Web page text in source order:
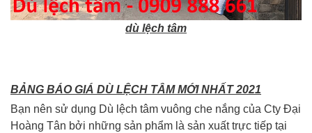
dù lệch tâm
BẢNG BÁO GIÁ DÙ LỆCH TÂM MỚI NHẤT 2021
Bạn nên sử dụng Dù lệch tâm vuông che nắng của Cty Đại
Hoàng Tân bởi những sản phẩm là sản xuất trực tiếp tại